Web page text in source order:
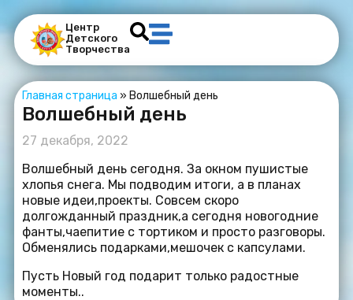
Центр
Детского
Творчества
Главная страница » Волшебный день
Волшебный день
27 декабря, 2022
Волшебный день сегодня. За окном пушистые
хлопья снега. Мы подводим итоги, а в планах
новые идеи,проекты. Совсем скоро
долгожданный праздник,а сегодня новогодние
фанты,чаепитие с тортиком и просто разговоры.
Обменялись подарками,мешочек с капсулами.
Пусть Новый год подарит только радостные
моменты..